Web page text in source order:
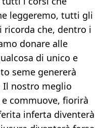
leggeremo, tutti gli
ricorda che, dentro i
donare alle
di unico e
seme genererà
nostro meglio
commuove, fiorirà
inferta diventerà